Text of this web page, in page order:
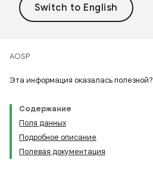
AOSP
Эта информация оказалась полезной?
Содержание
Поля данных
Подробное описание
Полевая документация